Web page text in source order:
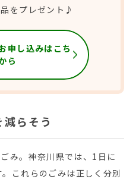
をプレゼント♪
申し込みはこち
ら
らそう
み。神奈川県では、1日に
これらのごみは正しく分別